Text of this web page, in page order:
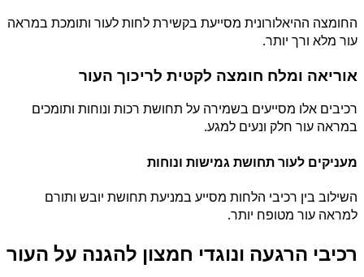
החומצה ההיאלורונית מסייעת בקשירת לחות לעור ותומכת במראה
עור מלא ורך יותר.
אוריאה ומלח חומצה לקטית לריכוך העור
רכיבים אלו מסייעים בשמירה על תחושת רכות ונוחות ותומכים
במראה עור חלק ונעים למגע.
מעניקים לעור תחושת גמישות ונוחות
השילוב בין רכיבי הלחות מסייע במניעת תחושת יובש ותורם
למראה עור מטופח יותר.
רכיבי הרגעה ונוגדי חמצון להגנה על העור